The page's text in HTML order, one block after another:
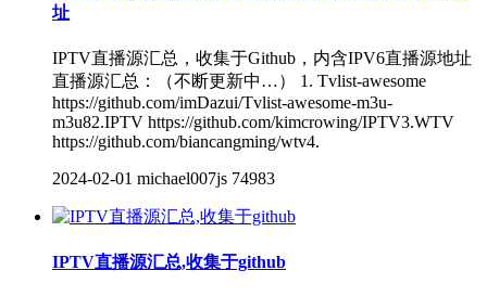
址
IPTV直播源汇总，收集于Github，内含IPV6直播源地址
直播源汇总：（不断更新中…） 1. Tvlist-awesome
https://github.com/imDazui/Tvlist-awesome-m3u-
m3u82.IPTV https://github.com/kimcrowing/IPTV3.WTV
https://github.com/biancangming/wtv4.
2024-02-01 michael007js 74983
IPTV直播源汇总,收集于github